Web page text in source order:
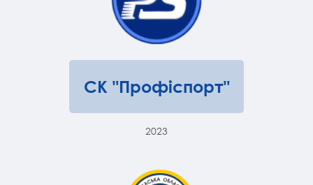
СК "Профіспорт"
2023